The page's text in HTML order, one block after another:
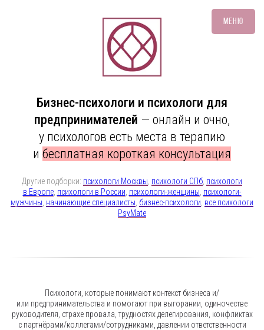
Бизнес-психологи и психологи для
предпринимателей — онлайн и очно,
у психологов есть места в терапию
и бесплатная короткая консультация
Другие подборки: психологи Москвы психологи СПб психологи
в Европе, психологи в России психологи-женщины психологи-
мужчины начинающие специалисты бизнес-психологи все психологи
PsyMate
Меню
Психологи, которые понимают контекст бизнеса и/
или предпринимательства и помогают при выгорании, одиночестве
руководителя, страхе провала, трудностях делегирования, конфликтах
с партнёрами/коллегами/сотрудниками, давлении ответственности